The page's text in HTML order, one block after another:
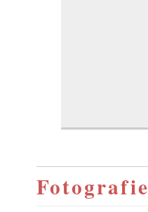
Fotografie